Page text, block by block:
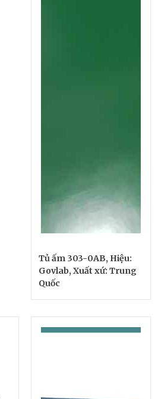
Tủ ấm 303-0AB, Hiệu:
Govlab, Xuất xứ: Trung
Quốc